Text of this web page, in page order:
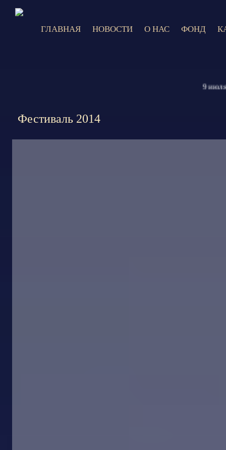
9 июля
ГЛАВНАЯ НОВОСТИ О НАС ФОНД
Фестиваль 2014